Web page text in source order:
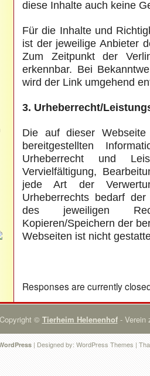
diese Inhalte auch keine
Für die Inhalte und
ist der jeweilige Anbieter
Zum Zeitpunkt der
erkennbar. Bei
wird der Link umgehend
3. Urheberrecht/
Die auf dieser
bereitgestellten
Urheberrecht und
Vervielfältigung,
jede Art der
Urheberrechts bedarf
des jeweiligen
Kopieren/Speichern der
Webseiten ist nicht
Responses are currently
Copyright © Tierheim Helenenhof- Verein
| Designed by: WordPress Themes |